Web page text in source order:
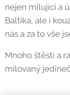
nejen milující a
Baltíka, ale i
nás a za to vše
Mnoho štěstí a
milovaný